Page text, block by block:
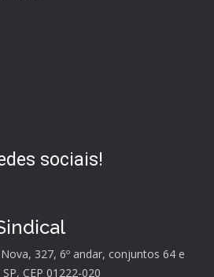
sociais!
327, 6º andar, conjuntos 64 e
CEP 01222-020